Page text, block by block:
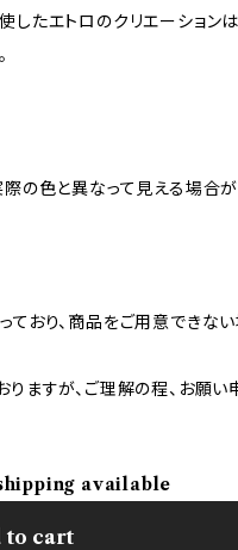
たエトロのクリエーションは
際の色と異なって見える場合
おり、商品をご用意できな
ますが、ご理解の程、お願い
available
to cart